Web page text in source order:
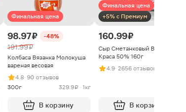
Финальная цена
98.97 ₽ -48%
191.99 ₽
Колбаса Вязанка Молокуша
вареная весовая
4.8· 90 отзывов
300г
329.9 ₽ · 1кг
В корзину
Финальная цена
+5% с Премиум
160.99 ₽
Сыр Сметанковый Варвара
Краса 50% 160г
4.9· 2656 отзывов
В корзину